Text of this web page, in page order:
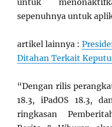
sepenuhnya untuk
artikel lainnya :
Ditahan Terkait
“Dengan rilis
18.3, iPadOS 18.3,
ringkasan